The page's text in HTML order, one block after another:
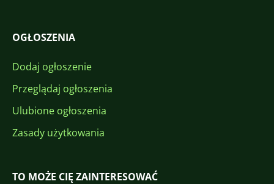
OGŁOSZENIA
Dodaj ogłoszenie
Przeglądaj ogłoszenia
Ulubione ogłoszenia
Zasady użytkowania
TO MOŻE CIĘ ZAINTERESOWAĆ